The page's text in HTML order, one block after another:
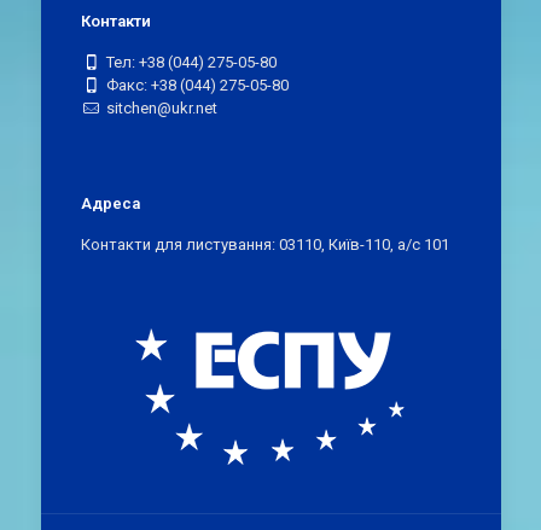
Контакти
Тел: +38 (044) 275-05-80
Факс: +38 (044) 275-05-80
sitchen@ukr.net
Адреса
Контакти для листування: 03110, Київ-110, а/с 101